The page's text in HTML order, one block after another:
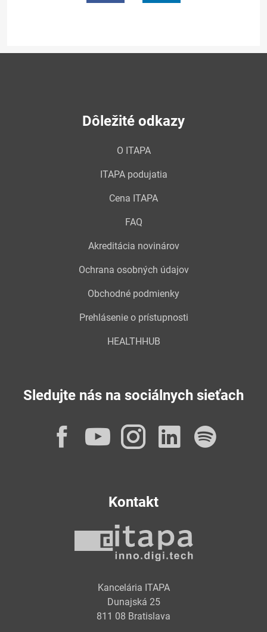
Dôležité odkazy
O ITAPA
ITAPA podujatia
Cena ITAPA
FAQ
Akreditácia novinárov
Ochrana osobných údajov
Obchodné podmienky
Prehlásenie o prístupnosti
HEALTHHUB
Sledujte nás na sociálnych sieťach
Facebook
YouTube
Instagram
Kontakt
Kancelária ITAPA
Dunajská 25
811 08 Bratislava